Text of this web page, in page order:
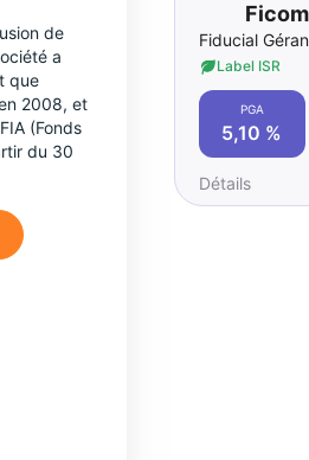
de
a
que
2008, et
(Fonds
du 30
Fiducial
Label ISR
PGA
5,10 %
Détails